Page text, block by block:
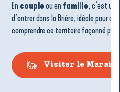
Encoupleou enfamille, c’est
d’entrer dans la Brière, idéale pour
comprendre ce territoire façonné par
Visiter le Marais